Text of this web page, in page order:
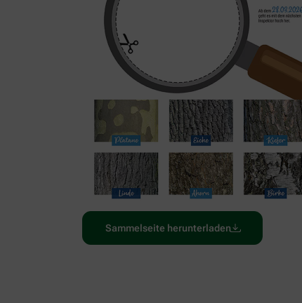
Sammelseite herunterladen